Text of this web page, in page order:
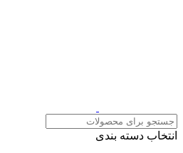
انتخاب دسته بندی